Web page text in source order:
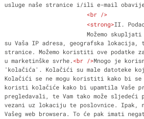
usluge naše stranice i/ili e-mail
<br />
<strong>II.
su Vaša IP adresa, geografska
stranice. Možemo koristiti ove
u marketinške svrhe.<br />Mnogo je
'kolačića'. Kolačići su male datoteke
Kolačići se ne mogu koristiti kako bi se
koristi kolačiće kako bi upamtila Vaše
pregledavali, te Vam tako može
vezani uz lokaciju te poslovnice.
Vašeg web browsera. To će pak imati